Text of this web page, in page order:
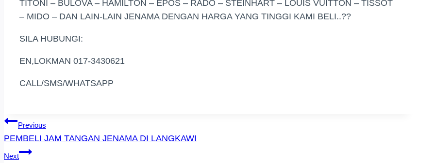
TITONI – BULOVA – HAMILTON – EPOS – RADO – STEINHART – LOUIS VUITTON – TISSOT
– MIDO – DAN LAIN-LAIN JENAMA DENGAN HARGA YANG TINGGI KAMI BELI..??
SILA HUBUNGI:
EN,LOKMAN 017-3430621
CALL/SMS/WHATSAPP
Post
Navigation
Previous
PEMBELI JAM TANGAN JENAMA DI LANGKAWI
Next